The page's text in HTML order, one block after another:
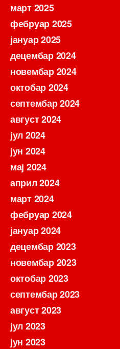
март 2025
фебруар 2025
јануар 2025
децембар 2024
новембар 2024
октобар 2024
септембар 2024
август 2024
јул 2024
јун 2024
мај 2024
април 2024
март 2024
фебруар 2024
јануар 2024
децембар 2023
новембар 2023
октобар 2023
септембар 2023
август 2023
јул 2023
јун 2023